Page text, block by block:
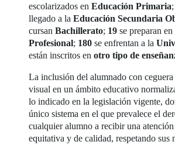
escolarizados enEducación Primaria;
llegado a laEducación Secundaria
cursanBachillerato; 19se preparan
Profesional; 180se enfrentan a la
están inscritos enotro tipo de
La inclusión del alumnado con
visual en un ámbito educativo
lo indicado en la legislación vigente,
único sistema en el que prevalece el
cualquier alumno a recibir una
equitativa y de calidad, respetando sus